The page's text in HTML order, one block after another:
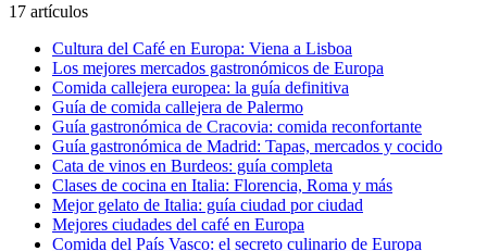
17 artículos
Cultura del Café en Europa: Viena a Lisboa
Los mejores mercados gastronómicos de Europa
Comida callejera europea: la guía definitiva
Guía de comida callejera de Palermo
Guía gastronómica de Cracovia: comida reconfortante
Guía gastronómica de Madrid: Tapas, mercados y cocido
Cata de vinos en Burdeos: guía completa
Clases de cocina en Italia: Florencia, Roma y más
Mejor gelato de Italia: guía ciudad por ciudad
Mejores ciudades del café en Europa
Comida del País Vasco: el secreto culinario de Europa